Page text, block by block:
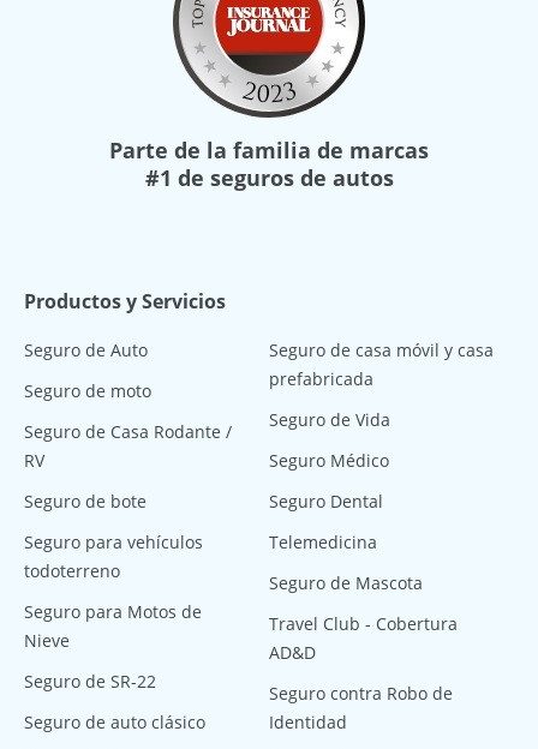
Parte de la familia de marcas
#1 de seguros de autos
Productos y Servicios
Seguro de Auto
Seguro de moto
Seguro de Casa Rodante /
RV
Seguro de bote
Seguro para vehículos
todoterreno
Seguro para Motos de
Nieve
Seguro de SR-22
Seguro de auto clásico
Seguro de casa móvil y casa
prefabricada
Seguro de Vida
Seguro Médico
Seguro Dental
Telemedicina
Seguro de Mascota
Travel Club - Cobertura
AD&D
Seguro contra Robo de
Identidad